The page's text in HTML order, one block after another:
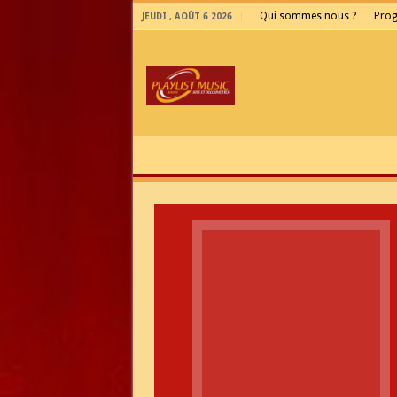
JEUDI , AOÛT 6 2026 Qui sommes nous ?